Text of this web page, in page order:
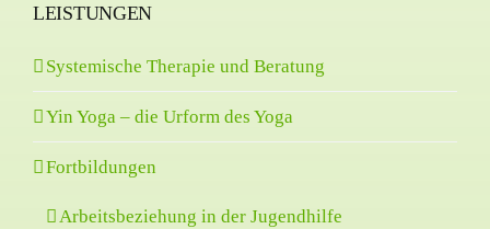
LEISTUNGEN
Systemische Therapie und Beratung
Yin Yoga – die Urform des Yoga
Fortbildungen
Arbeitsbeziehung in der Jugendhilfe